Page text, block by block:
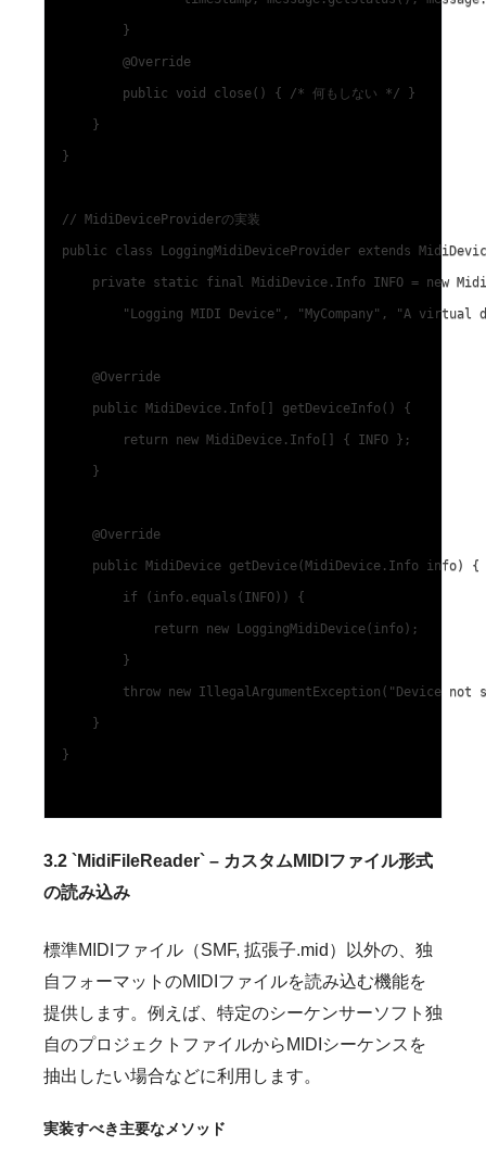
        }
        @Override
        public void close() { /* 何もしない */ }
    }
}
// MidiDeviceProviderの実装
public class LoggingMidiDeviceProvider extends
private static final MidiDevice.Info INFO = new
"Logging MIDI Device", "MyCompany", "A virtual
    @Override
    public MidiDevice.Info[] getDeviceInfo() {
        return new MidiDevice.Info[] { INFO };
    }
    @Override
    public MidiDevice getDevice(MidiDevice.Info info) {
        if (info.equals(INFO)) {
            return new LoggingMidiDevice(info);
        }
throw new IllegalArgumentException("Device not
    }
}
3.2 `MidiFileReader` – カスタムMIDIファイル形式
の読み込み
標準MIDIファイル（SMF, 拡張子.mid）以外の、独
自フォーマットのMIDIファイルを読み込む機能を
提供します。例えば、特定のシーケンサーソフト独
自のプロジェクトファイルからMIDIシーケンスを
抽出したい場合などに利用します。
実装すべき主要なメソッド